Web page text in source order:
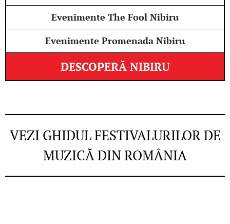
Evenimente The Fool Nibiru
Evenimente Promenada Nibiru
DESCOPERĂ NIBIRU
VEZI GHIDUL FESTIVALURILOR DE
MUZICĂ DIN ROMÂNIA